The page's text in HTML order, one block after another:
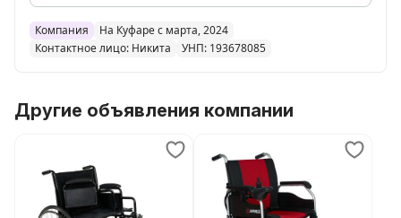
Компания
На Куфаре с марта, 2024
Контактное лицо: Никита
УНП: 193678085
Другие объявления компании